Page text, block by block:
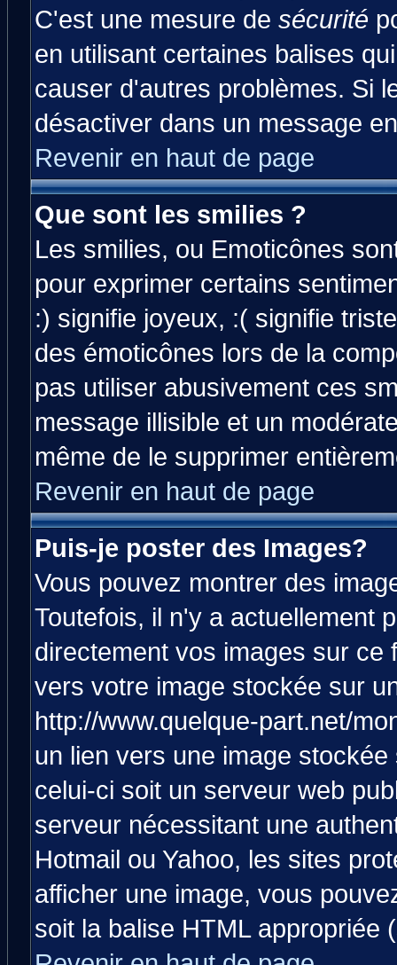
C'est une mesure de sécurité
en utilisant certaines balises
causer d'autres problèmes. Si
désactiver dans un message
Revenir en haut de page
Que sont les smilies ?
Les smilies, ou Emoticônes
pour exprimer certains
:) signifie joyeux, :( signifie
des émoticônes lors de la
pas utiliser abusivement ces
message illisible et un
même de le supprimer
Revenir en haut de page
Puis-je poster des Images?
Vous pouvez montrer des
Toutefois, il n'y a actuellement
directement vos images sur ce
vers votre image stockée sur
http://www.quelque-part.net/
un lien vers une image
celui-ci soit un serveur web
serveur nécessitant une
Hotmail ou Yahoo, les sites
afficher une image, vous
soit la balise HTML appropriée